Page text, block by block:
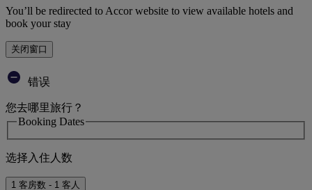
You’ll be redirected to Accor website to view available hotels and
book your stay
关闭窗口
错误
您去哪里旅行？
Booking Dates
选择入住人数
1 客房数 - 1 客人